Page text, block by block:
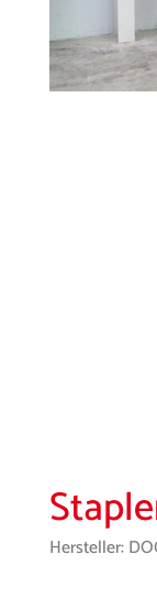
Hersteller: